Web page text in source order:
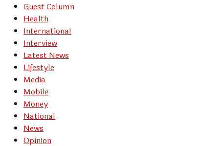
Guest Column
Health
International
Interview
Latest News
Lifestyle
Media
Mobile
Money
National
News
Opinion